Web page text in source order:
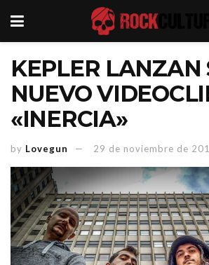
KEPLER LANZAN
NUEVO
«INERCIA»
by Lovegun 29 de noviembre de